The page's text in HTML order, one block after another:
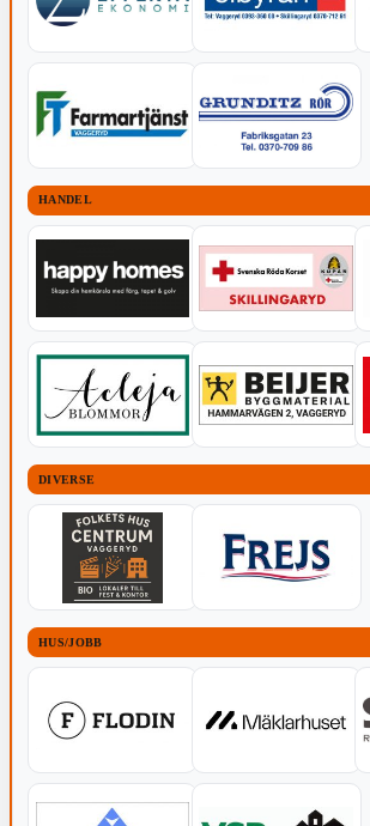
HANDEL
DIVERSE
HUS/JOBB